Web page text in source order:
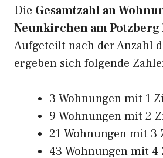
Die Gesamtzahl an
Neunkirchen am Potzberg
Aufgeteilt nach der Anzahl
ergeben sich folgende
3 Wohnungen mit 1
9 Wohnungen mit 2
21 Wohnungen mit
43 Wohnungen mit